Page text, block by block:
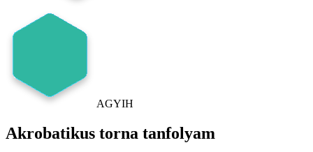
AGYIH
Akrobatikus torna tanfolyam